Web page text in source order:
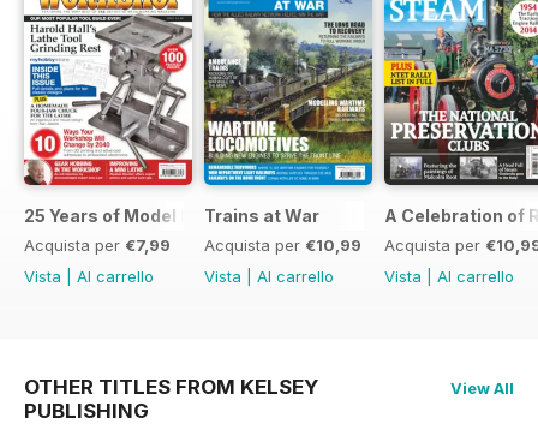
25 Years of Model Engineers Workshop Special
Acquista per €7,99
Vista
Al carrello
Trains at War
Acquista per €10,99
Vista
Al carrello
A Celebration of
Acquista per
Vista
Al carrello
OTHER TITLES FROM KELSEY
PUBLISHING
View All